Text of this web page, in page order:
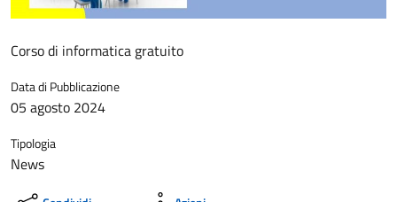
Corso di informatica gratuito
Data di Pubblicazione
05 agosto 2024
Tipologia
News